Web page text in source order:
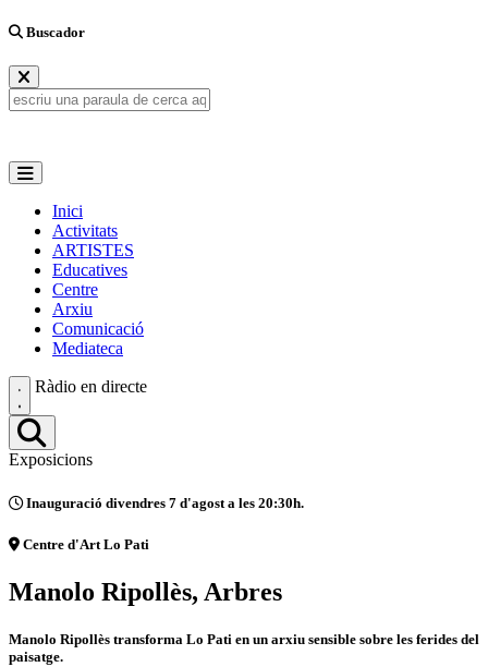
Buscador
Inici
Activitats
ARTISTES
Educatives
Centre
Arxiu
Comunicació
Mediateca
Ràdio en directe
Exposicions
Inauguració divendres 7 d'agost a les 20:30h.
Centre d'Art Lo Pati
Manolo Ripollès, Arbres
Manolo Ripollès transforma Lo Pati en un arxiu sensible sobre les ferides del
paisatge.